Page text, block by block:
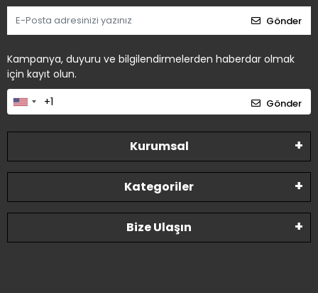
Gönder
Kampanya, duyuru ve bilgilendirmelerden haberdar olmak
için kayıt olun.
Gönder
Kurumsal
Kategoriler
Bize Ulaşın